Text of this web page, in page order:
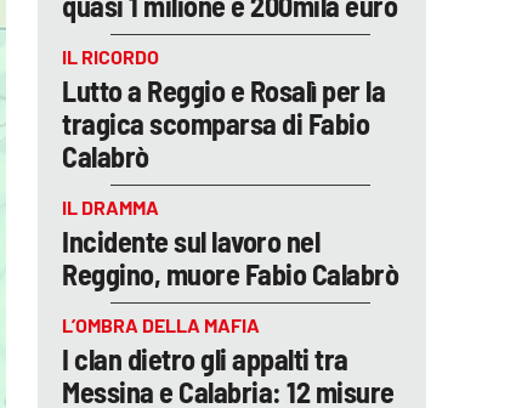
IL RICORDO
Lutto a Reggio e Rosalì per la
tragica scomparsa di Fabio
Calabrò
IL DRAMMA
Incidente sul lavoro nel
Reggino, muore Fabio Calabrò
L’OMBRA DELLA MAFIA
I clan dietro gli appalti tra
Messina e Calabria: 12 misure